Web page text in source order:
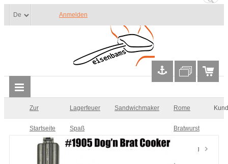
Anmelden
Zur
Startseite
Lagerfeuer
Spaß
Sandwichmaker Rome
Bratwurst
/ Hot Dog